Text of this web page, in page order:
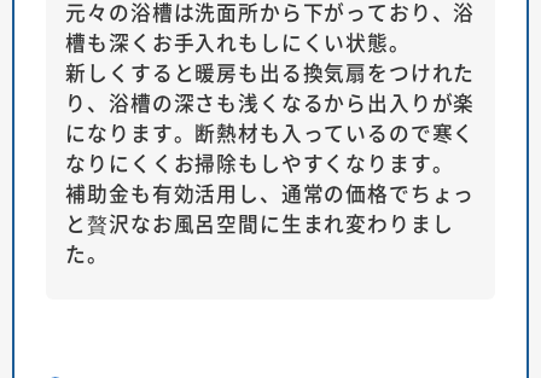
元々の浴槽は洗面所から下がっており、浴
槽も深くお手入れもしにくい状態。
新しくすると暖房も出る換気扇をつけれた
り、浴槽の深さも浅くなるから出入りが楽
になります。断熱材も入っているので寒く
なりにくくお掃除もしやすくなります。
補助金も有効活用し、通常の価格でちょっ
と贅沢なお風呂空間に生まれ変わりまし
た。